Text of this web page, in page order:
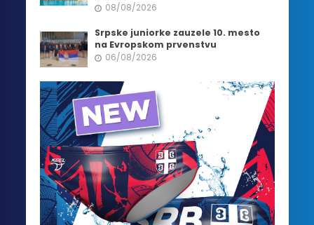
08/08/2026
Srpske juniorke zauzele 10. mesto
na Evropskom prvenstvu
06/08/2026